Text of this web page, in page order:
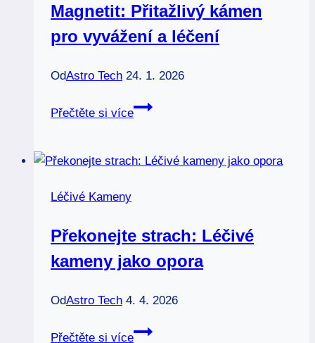
Magnetit: Přitažlivý kámen
pro vyvážení a léčení
OdAstro Tech 24. 1. 2026
Přečtěte si více
Magnetit:
pro
Léčivé Kameny
Překonejte strach: Léčivé
kameny jako opora
OdAstro Tech 4. 4. 2026
Přečtěte si více
Překonejte